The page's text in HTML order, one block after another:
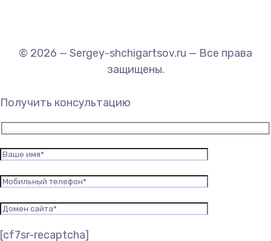
© 2026 — Sergey-shchigartsov.ru — Все права
защищены.
Получить консультацию
[cf7sr-recaptcha]